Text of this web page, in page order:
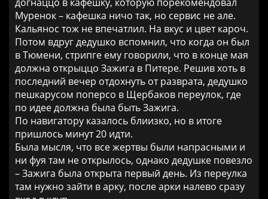
Муренок – кафешка ничо так, но сервис не але.
Кальянос тож не впечатлил. На вкус и цвет кароч.
Потом вдруг дедушко вспомнил, что когда он был
в Тюмени, стрипге ему говорили, что в конце мая
должна открыццо Зажига в Питере. Решив хоть в
последний вечер отдохнуть от разврата, дедушко
пешкарусом поперсо в Щербаков переулок, где
по идее должна была быть Зажига.
По навигатору казалось блиизко, но в итоге
пришлось минут 20 идти.
Была мысля, что все жертвы были напрасными и
ни фуя там не открылось, однако дедушке повезло
– Зажига была открыта первый день. Из переулка
там нужно зайти в арку, после арки налево сразу